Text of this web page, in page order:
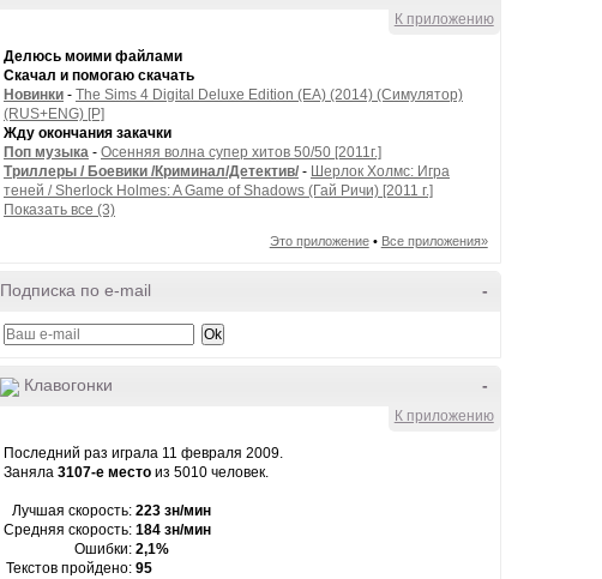
К приложению
Делюсь моими файлами
Скачал и помогаю скачать
Новинки - The Sims 4 Digital Deluxe Edition (EA) (2014) (Симулятор)
(RUS+ENG) [P]
Жду окончания закачки
Поп музыка - Осенняя волна супер хитов 50/50 [2011г.]
Триллеры / Боевики /Криминал/Детектив/ - Шерлок Холмс: Игра
теней / Sherlock Holmes: A Game of Shadows (Гай Ричи) [2011 г.]
Показать все (3)
Это приложение• Все приложения»
-
Подписка по e-mail
-
Клавогонки
К приложению
Последний раз играла 11 февраля 2009.
Заняла 3107-е место из 5010 человек.
Лучшая скорость: 223 зн/мин
Средняя скорость: 184 зн/мин
Ошибки: 2,1%
Текстов пройдено: 95